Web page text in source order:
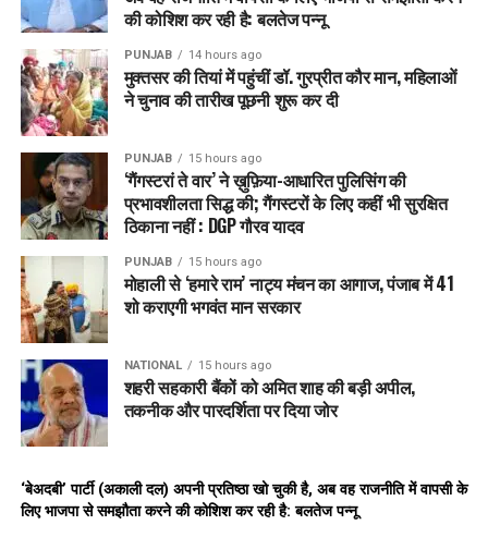
की कोशिश कर रही है: बलतेज पन्नू
PUNJAB 14 hours ago
मुक्तसर की तियां में पहुंचीं डॉ. गुरप्रीत कौर मान, महिलाओं
ने चुनाव की तारीख पूछनी शुरू कर दी
PUNJAB 15 hours ago
‘गैंगस्टरां ते वार’ ने ख़ुफ़िया-आधारित पुलिसिंग की
प्रभावशीलता सिद्ध की; गैंगस्टरों के लिए कहीं भी सुरक्षित
ठिकाना नहीं : DGP गौरव यादव
PUNJAB 15 hours ago
मोहाली से ‘हमारे राम’ नाट्य मंचन का आगाज, पंजाब में 41
शो कराएगी भगवंत मान सरकार
NATIONAL 15 hours ago
शहरी सहकारी बैंकों को अमित शाह की बड़ी अपील,
तकनीक और पारदर्शिता पर दिया जोर
‘बेअदबी’ पार्टी (अकाली दल) अपनी प्रतिष्ठा खो चुकी है, अब वह राजनीति में वापसी के
लिए भाजपा से समझौता करने की कोशिश कर रही है: बलतेज पन्नू